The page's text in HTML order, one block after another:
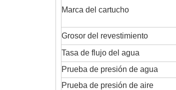
Marca del cartucho
Grosor del revestimiento
Tasa de flujo del agua
Prueba de presión de agua
Prueba de presión de aire